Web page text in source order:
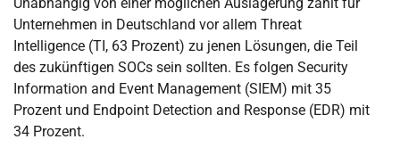
Unternehmen in Deutschland vor allem Threat
Intelligence (TI, 63 Prozent) zu jenen Lösungen, die Teil
des zukünftigen SOCs sein sollten. Es folgen Security
Information and Event Management (SIEM) mit 35
Prozent und Endpoint Detection and Response (EDR) mit
34 Prozent.